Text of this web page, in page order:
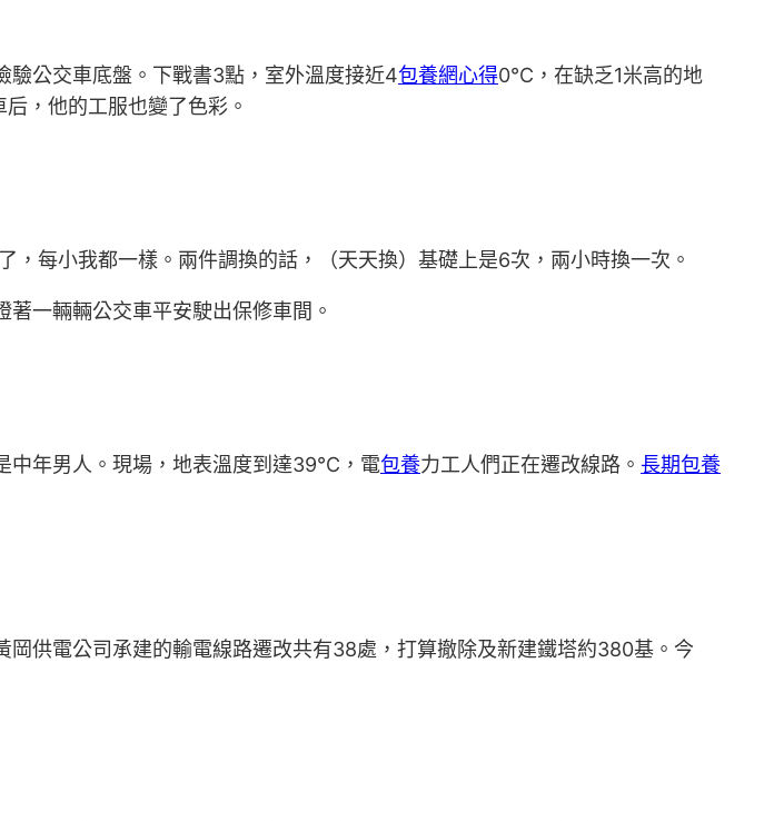
驗公交車底盤。下戰書3點，室外溫度接近4包養網心得0℃，在缺乏1米高的地
，他的工服也變了色彩。
每小我都一樣。兩件調換的話，（天天換）基礎上是6次，兩小時換一次。
一輛輛公交車平安駛出保修車間。
中年男人。現場，地表溫度到達39℃，電包養力工人們正在遷改線路。 長期包養
供電公司承建的輸電線路遷改共有38處，打算撤除及新建鐵塔約380基。今